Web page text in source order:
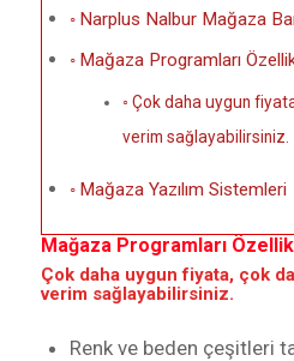
Narplus Nalbur Mağaza
Mağaza Programları
Çok daha uygun
verim sağlayabilirsiniz.
Mağaza Yazılım Sistemleri
Mağaza Programları
Çok daha uygun fiyata, çok
verim sağlayabilirsiniz.
Renk ve beden çeşitleri